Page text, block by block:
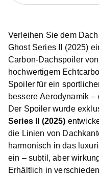
Verleihen Sie dem
Ghost Series II (2025)
Carbon-Dachspoiler
hochwertigem
Spoiler für ein
bessere Aerodynamik
Der Spoiler wurde
Series II (2025)
die Linien von
harmonisch in das
ein – subtil, aber
Erhältlich in